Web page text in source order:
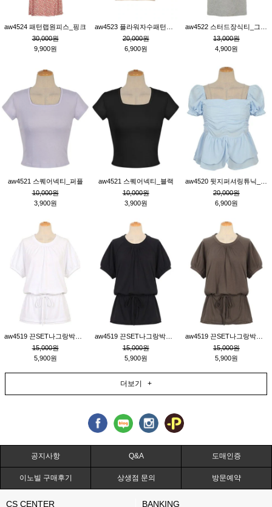
aw4524 패턴랩원피스_핑크
30,000원
9,900원
20,000원
6,900원
13,000원
4,900원
aw4521 스퀘어넥티_퍼플
10,000원
3,900원
aw4521 스퀘어넥티_블랙
10,000원
3,900원
20,000원
6,900원
15,000원
5,900원
15,000원
5,900원
15,000원
5,900원
더보기 +
공지사항 Q&A 도매인증
이노빌 구매후기 상생점 문의 방문예약
CS CENTER BANKING